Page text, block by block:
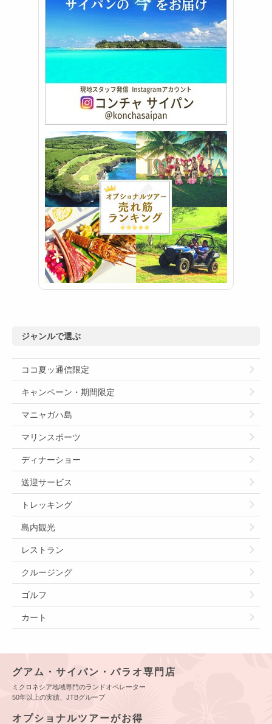
ジャンルで選ぶ
ココ夏ッ通信限定
キャンペーン・期間限定
マニャガハ島
マリンスポーツ
ディナーショー
送迎サービス
トレッキング
島内観光
レストラン
クルージング
ゴルフ
カート
グアム・サイパン・パラオ専門店
ミクロネシア地域専門のランドオペレーター
50年以上の実績、JTBグループ
オプショナルツアーがお得